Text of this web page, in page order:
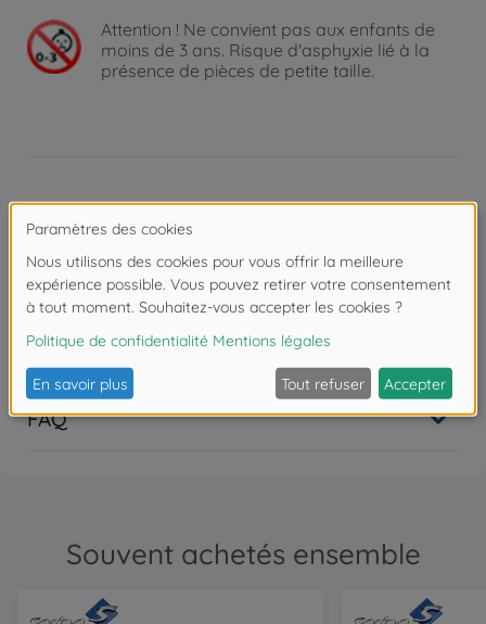
Attention ! Ne convient pas aux enfants de
moins de 3 ans. Risque d'asphyxie lié à la
présence de pièces de petite taille.
Détails
Échelle: 1:18
Les avis
FAQ
Souvent achetés ensemble